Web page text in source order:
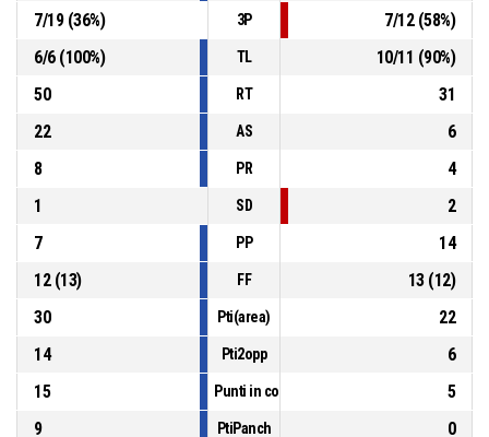
P4 01:09 3, Brcaninovic M. , Sostituzione - Esce
7/19(36%) 3P 7/12(58%)
6/6(100%) TL 10/11 (90%)
50
RT
31
22
AS
6
8
PR
4
1
SD
2
7
PP
14
12(13) FF 13(12)
30
Pti(area)
22
14
Pti2opp
6
15
Punti in contropiede
5
9
PtiPanch
0